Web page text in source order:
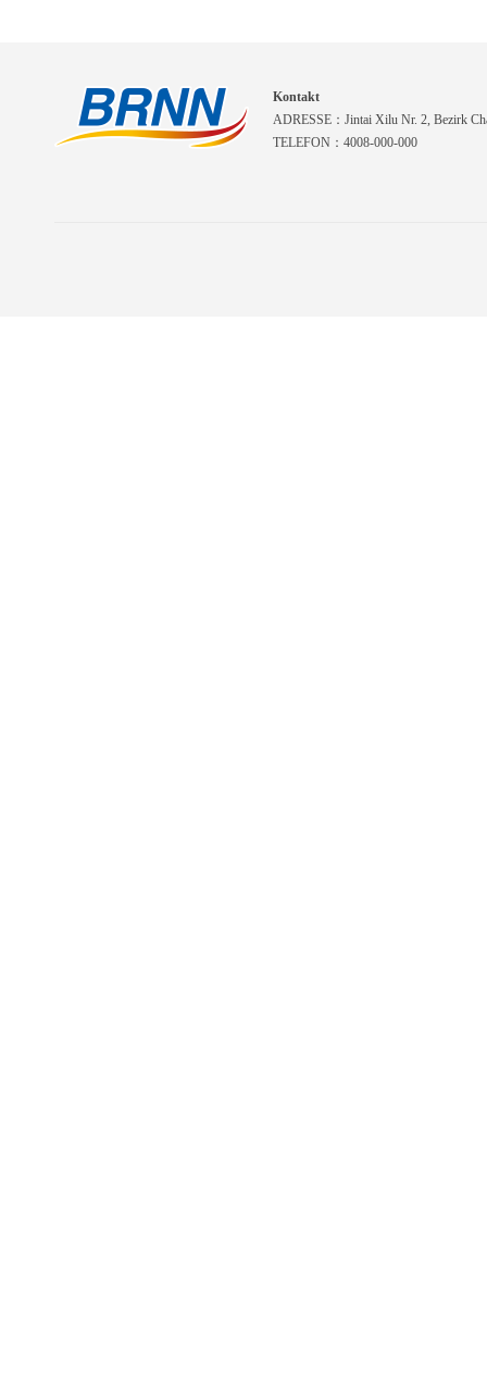
Kontakt
ADRESSE：Jintai Xilu Nr. 2, Bezirk
TELEFON：4008-000-000